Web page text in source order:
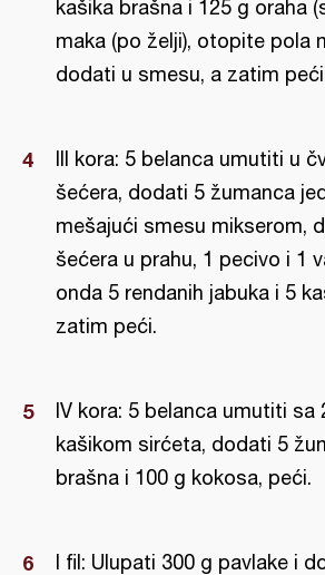
kašika brašna i 125 g oraha
maka (po želji), otopite pola
dodati u smesu, a zatim
III kora: 5 belanca umutiti u
šećera, dodati 5 žumanca
mešajući smesu mikserom,
šećera u prahu, 1 pecivo i 1
onda 5 rendanih jabuka i 5
zatim peći.
IV kora: 5 belanca umutiti sa
kašikom sirćeta, dodati 5
brašna i 100 g kokosa, peći.
I fil: Ulupati 300 g pavlake i